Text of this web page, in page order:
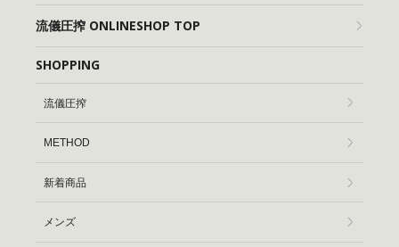
流儀圧搾 ONLINESHOP TOP
SHOPPING
流儀圧搾
METHOD
新着商品
メンズ